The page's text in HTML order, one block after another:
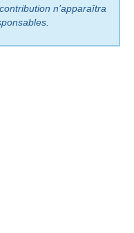
n’apparaîtra